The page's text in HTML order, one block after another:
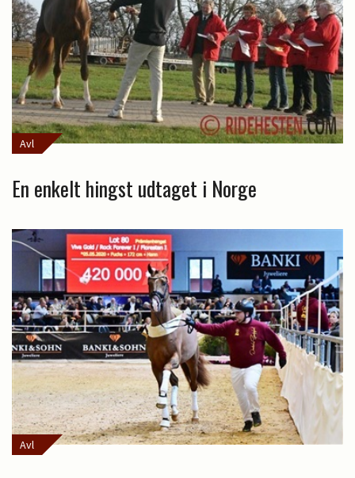
Avl
En enkelt hingst udtaget i Norge
Avl